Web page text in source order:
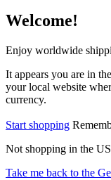
Welcome!
Enjoy worldwide
It appears you are in
your local website
currency.
Start shopping
Not shopping in the
Take me back to the